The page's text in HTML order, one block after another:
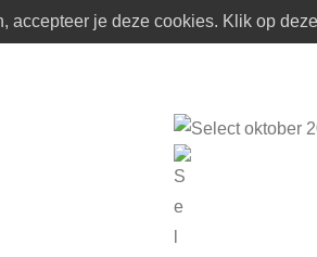
je deze cookies. Klik op